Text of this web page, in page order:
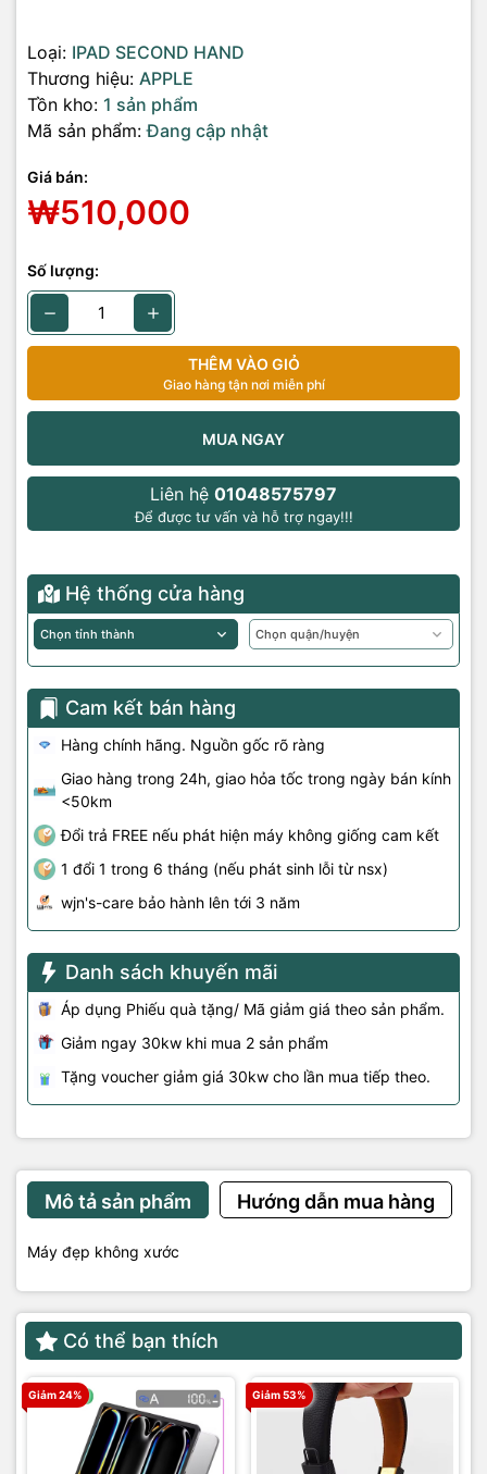
Loại: IPAD SECOND HAND
Thương hiệu: APPLE
Tồn kho: 1 sản phẩm
Mã sản phẩm: Đang cập nhật
Giá bán:
₩510,000
Số lượng:
THÊM VÀO GIỎ
Giao hàng tận nơi miễn phí
MUA NGAY
Liên hệ 01048575797
Để được tư vấn và hỗ trợ ngay!!!
Hệ thống cửa hàng
Cam kết bán hàng
Hàng chính hãng. Nguồn gốc rõ ràng
Giao hàng trong 24h, giao hỏa tốc trong ngày bán kính
<50km
Đổi trả FREE nếu phát hiện máy không giống cam kết
1 đổi 1 trong 6 tháng (nếu phát sinh lỗi từ nsx)
wjn's-care bảo hành lên tới 3 năm
Danh sách khuyến mãi
Áp dụng Phiếu quà tặng/ Mã giảm giá theo sản phẩm.
Giảm ngay 30kw khi mua 2 sản phẩm
Tặng voucher giảm giá 30kw cho lần mua tiếp theo.
Mô tả sản phẩm Hướng dẫn mua hàng
Máy đẹp không xước
Có thể bạn thích
Giảm 24% Giảm 53%